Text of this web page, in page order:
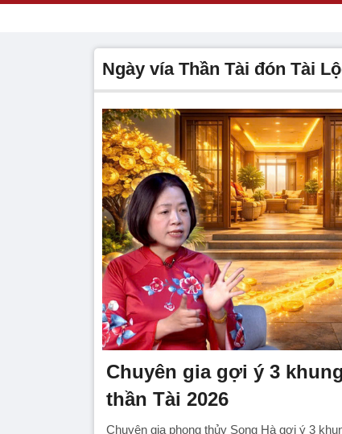
ngày vía Thần Tài đón Tài
Chuyên gia gợi ý 3
thần Tài 2026
Chuyên gia phong thủy Song Hà gợi ý 3